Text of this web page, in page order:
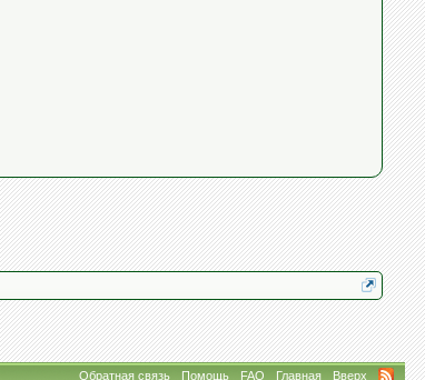
Обратная связь Помощь FAQ Главная Вверх